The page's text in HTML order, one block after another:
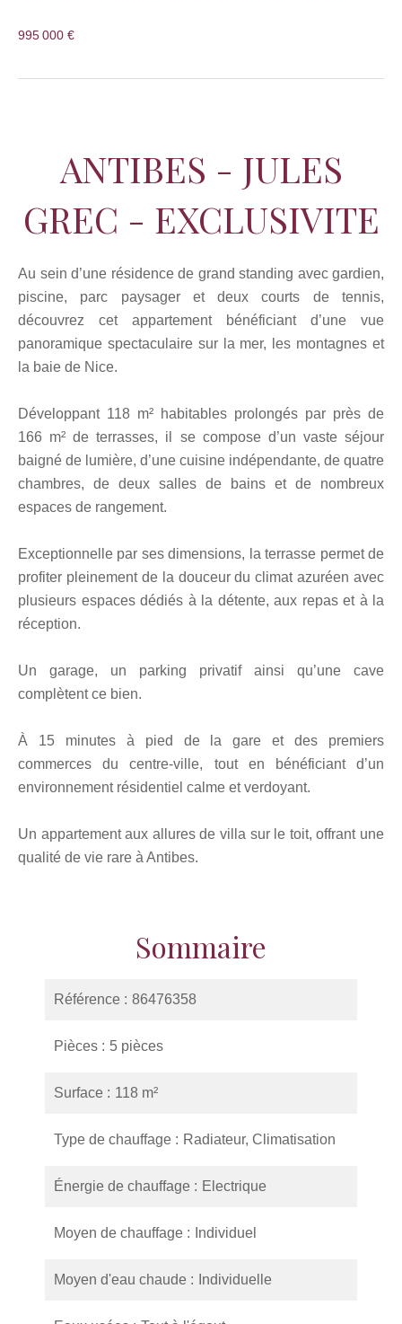
995 000 €
ANTIBES - JULES
GREC - EXCLUSIVITE
Au sein d’une résidence de grand standing avec gardien,
piscine, parc paysager et deux courts de tennis,
découvrez cet appartement bénéficiant d’une vue
panoramique spectaculaire sur la mer, les montagnes et
la baie de Nice.
Développant 118 m² habitables prolongés par près de
166 m² de terrasses, il se compose d’un vaste séjour
baigné de lumière, d’une cuisine indépendante, de quatre
chambres, de deux salles de bains et de nombreux
espaces de rangement.
Exceptionnelle par ses dimensions, la terrasse permet de
profiter pleinement de la douceur du climat azuréen avec
plusieurs espaces dédiés à la détente, aux repas et à la
réception.
Un garage, un parking privatif ainsi qu’une cave
complètent ce bien.
À 15 minutes à pied de la gare et des premiers
commerces du centre-ville, tout en bénéficiant d’un
environnement résidentiel calme et verdoyant.
Un appartement aux allures de villa sur le toit, offrant une
qualité de vie rare à Antibes.
Sommaire
Référence 86476358
Pièces 5 pièces
Surface 118 m²
Type de chauffage Radiateur, Climatisation
Énergie de chauffage Electrique
Moyen de chauffage Individuel
Moyen d'eau chaude Individuelle